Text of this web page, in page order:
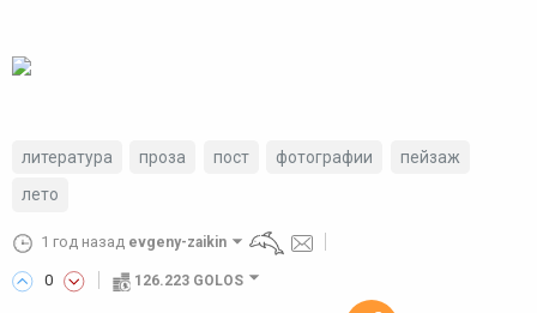
литература проза пост фотографии
пейзаж
лето
1 год назад evgeny-zaikin
0 126.223 GOLOS